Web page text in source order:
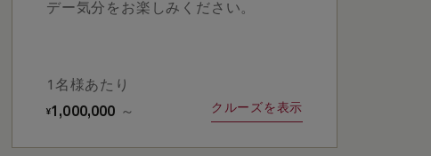
デー気分をお楽しみください。
1名様あたり
¥1,000,000 ～ クルーズを表示